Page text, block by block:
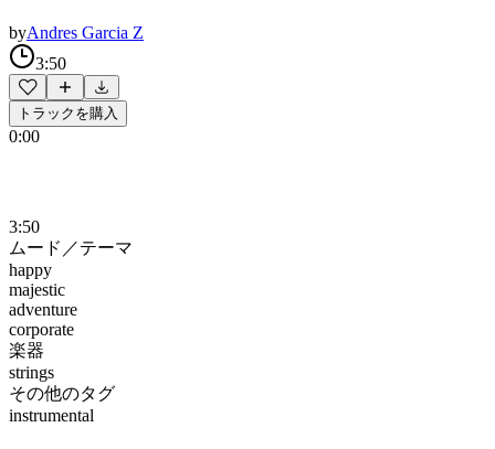
byAndres Garcia Z
3:50
トラックを購入
0:00
3:50
ムード／テーマ
happy
majestic
adventure
corporate
楽器
strings
その他のタグ
instrumental